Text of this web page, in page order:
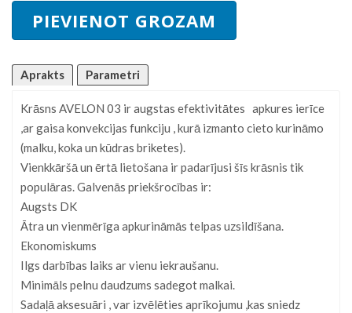
Aprakts Parametri
Krāsns AVELON 03 ir augstas efektivitātes apkures ierīce
,ar gaisa konvekcijas funkciju , kurā izmanto cieto kurināmo
(malku, koka un kūdras briketes).
Vienkkāršā un ērtā lietošana ir padarījusi šīs krāsnis tik
populāras. Galvenās priekšrocības ir:
Augsts DK
Ātra un vienmērīga apkurināmās telpas uzsildīšana.
Ekonomiskums
Ilgs darbības laiks ar vienu iekraušanu.
Minimāls pelnu daudzums sadegot malkai.
Sadaļā aksesuāri , var izvēlēties aprīkojumu ,kas sniedz